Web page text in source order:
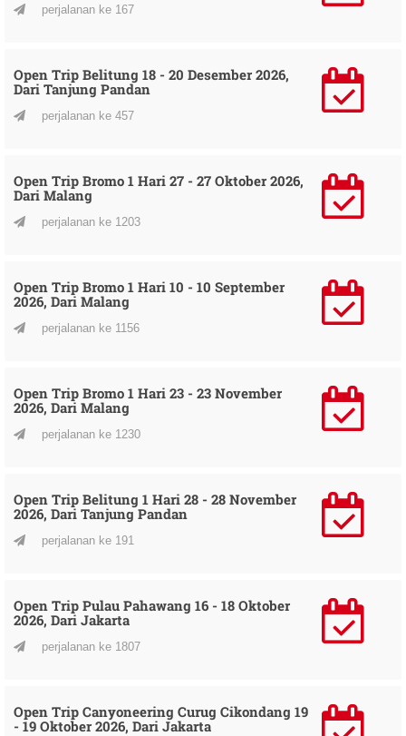
perjalanan ke 167
Open Trip Belitung 18 - 20 Desember 2026,
Dari Tanjung Pandan
perjalanan ke 457
Open Trip Bromo 1 Hari 27 - 27 Oktober 2026,
Dari Malang
perjalanan ke 1203
Open Trip Bromo 1 Hari 10 - 10 September
2026, Dari Malang
perjalanan ke 1156
Open Trip Bromo 1 Hari 23 - 23 November
2026, Dari Malang
perjalanan ke 1230
Open Trip Belitung 1 Hari 28 - 28 November
2026, Dari Tanjung Pandan
perjalanan ke 191
Open Trip Pulau Pahawang 16 - 18 Oktober
2026, Dari Jakarta
perjalanan ke 1807
Open Trip Canyoneering Curug Cikondang 19
- 19 Oktober 2026, Dari Jakarta